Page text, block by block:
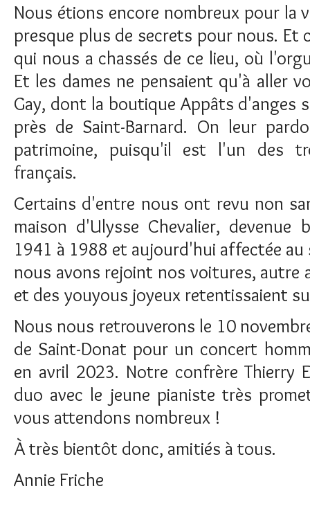
Nous étions encore nombreux pour la
presque plus de secrets pour nous. Et
qui nous a chassés de ce lieu, où
Et les dames ne pensaient qu'à aller
Gay, dont la boutique Appâts d'anges
près de Saint-Barnard. On leur
patrimoine, puisqu'il est l'un des
français.
Certains d'entre nous ont revu non
maison d'Ulysse Chevalier, devenue
1941 à 1988 et aujourd'hui affectée au
nous avons rejoint nos voitures, autre
et des youyous joyeux retentissaient
Nous nous retrouverons le 10
de Saint-Donat pour un concert
en avril 2023. Notre confrère Thierry
duo avec le jeune pianiste très
vous attendons nombreux !
À très bientôt donc, amitiés à tous.
Annie Friche